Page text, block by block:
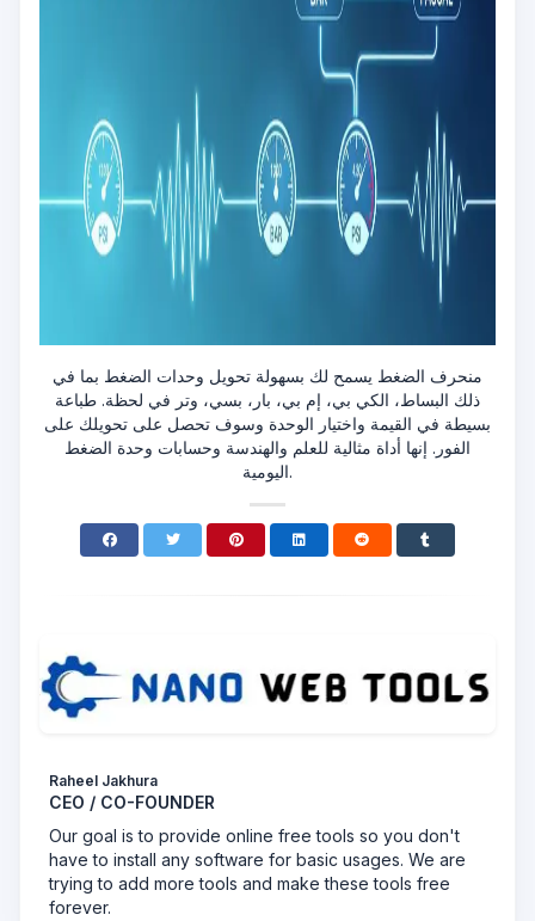
منحرف الضغط يسمح لك بسهولة تحويل وحدات الضغط بما في
ذلك البساط، الكي بي، إم بي، بار، بسي، وتر في لحظة. طباعة
بسيطة في القيمة واختيار الوحدة وسوف تحصل على تحويلك على
الفور. إنها أداة مثالية للعلم والهندسة وحسابات وحدة الضغط
اليومية.
Raheel Jakhura
CEO / CO-FOUNDER
Our goal is to provide online free tools so you don't
have to install any software for basic usages. We are
trying to add more tools and make these tools free
forever.